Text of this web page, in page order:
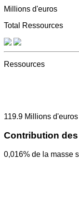
Millions d'euros
Total Ressources
Ressources
119.9 Millions d'euros
Contribution
0,016% de la masse